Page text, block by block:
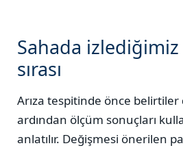
Sahada
sırası
Arıza tespitinde önce belirtiler
ardından ölçüm sonuçları
anlatılır. Değişmesi önerilen